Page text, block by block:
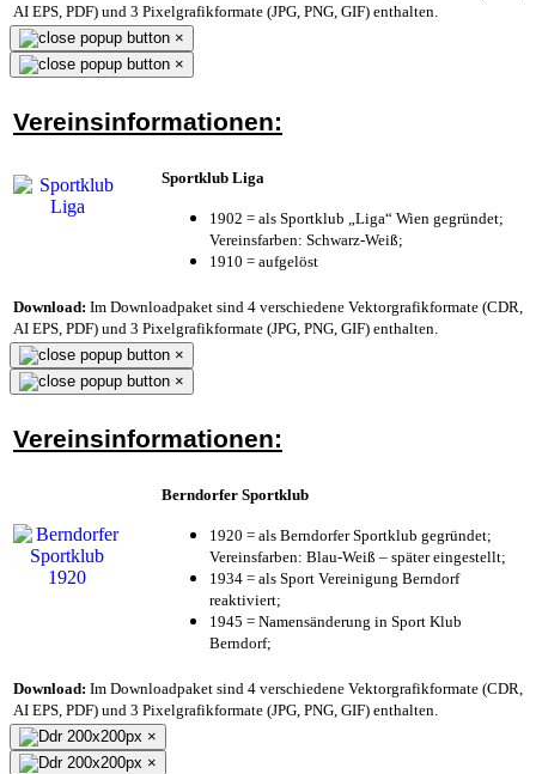
AI EPS, PDF) und 3 Pixelgrafikformate (JPG, PNG, GIF) enthalten.
×
×
Vereinsinformationen:
Sportklub Liga
1902 = als Sportklub „Liga“ Wien gegründet;
Vereinsfarben: Schwarz-Weiß;
1910 = aufgelöst
Download: Im Downloadpaket sind 4 verschiedene Vektorgrafikformate (CDR,
AI EPS, PDF) und 3 Pixelgrafikformate (JPG, PNG, GIF) enthalten.
×
×
Vereinsinformationen:
Berndorfer Sportklub
1920 = als Berndorfer Sportklub gegründet;
Vereinsfarben: Blau-Weiß – später eingestellt;
1934 = als Sport Vereinigung Berndorf
reaktiviert;
1945 = Namensänderung in Sport Klub
Berndorf;
Download: Im Downloadpaket sind 4 verschiedene Vektorgrafikformate (CDR,
AI EPS, PDF) und 3 Pixelgrafikformate (JPG, PNG, GIF) enthalten.
×
×